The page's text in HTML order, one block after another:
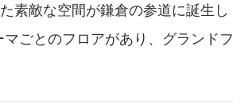
素敵な空間が鎌倉の参道に誕生し
ごとのフロアがあり、グランドフ